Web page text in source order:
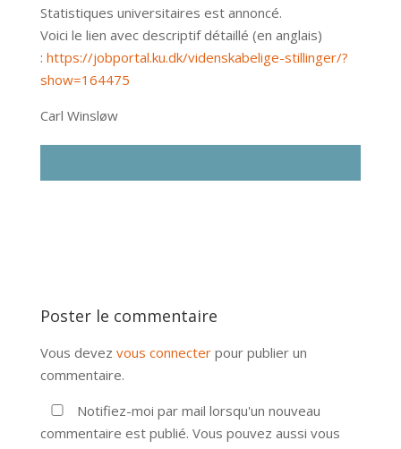
Statistiques universitaires est annoncé.
Voici le lien avec descriptif détaillé (en anglais)
: https://jobportal.ku.dk/videnskabelige-stillinger/?
show=164475
Carl Winsløw
Poster le commentaire
Vous devez vous connecterpour publier un
commentaire.
Notifiez-moi par mail lorsqu'un nouveau
commentaire est publié. Vous pouvez aussi vous